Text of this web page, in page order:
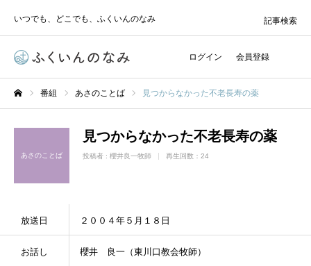
いつでも、どこでも、ふくいんのなみ
ログイン 会員登録
記事検索
番組 あさのことば 見つからなかった不老長寿の薬
あさのことば
見つからなかった不老長寿の薬
投稿者 : 櫻井良一牧師 再生回数：24
放送日 ２００４年５月１８日
お話し 櫻井 良一（東川口教会牧師）